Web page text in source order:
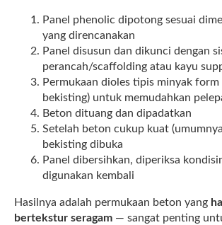
Panel phenolic dipotong sesuai
yang direncanakan
Panel disusun dan dikunci dengan
perancah/scaffolding atau kayu
Permukaan dioles tipis minyak form
bekisting) untuk memudahkan
Beton dituang dan dipadatkan
Setelah beton cukup kuat
bekisting dibuka
Panel dibersihkan, diperiksa
digunakan kembali
Hasilnya adalah permukaan beton yang
bertekstur seragam — sangat penting